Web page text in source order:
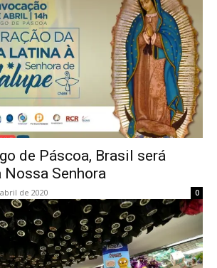
de Páscoa, Brasil será
Nossa Senhora
de 2020 0